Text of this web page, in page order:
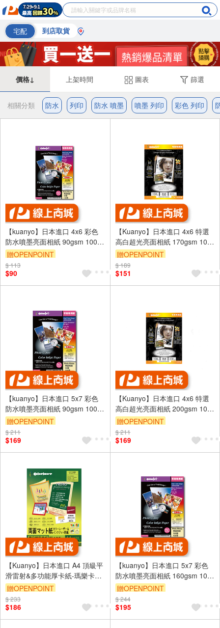
宅配 到店取貨
價格↓ 上架時間 圖表 篩選
相關分類 防水 列印 防水 噴墨 噴墨 列印 彩色 列印
【kuanyo】日本進口 4x6 彩色
防水噴墨亮面相紙 90gsm 100張
/包 DS90
贈OPENPOINT
$ 113
$90
【Kuanyo】日本進口 4x6 特選
高白超光亮面相紙 170gsm 100
張 /包 GB170
贈OPENPOINT
$ 189
$151
【kuanyo】日本進口 5x7 彩色
防水噴墨亮面相紙 90gsm 100張
/包 DS90
贈OPENPOINT
$ 211
$169
【Kuanyo】日本進口 4x6 特選
高白超光亮面相紙 200gsm 100
張 /包 GB200
贈OPENPOINT
$ 211
$169
【Kuanyo】日本進口 A4 頂級平
滑雷射&多功能厚卡紙-瑪樂卡
104gsm 100張 /包 MA105
贈OPENPOINT
$ 233
$186
【kuanyo】日本進口 5x7 彩色
防水噴墨亮面相紙 160gsm 100
張 /包 DS160
贈OPENPOINT
$ 244
$195